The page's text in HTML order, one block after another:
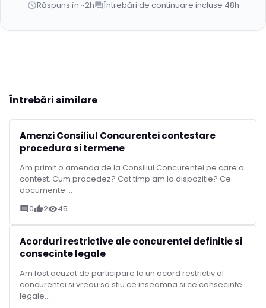
scheduleRăspuns în ~2hforumÎntrebări de continuare incluse 48h
Întrebări similare
Amenzi Consiliul Concurentei contestare
procedura si termene
Am primit o amenda de la Consiliul Concurentei pe care o
contest. Cum procedez? Cat timp am la dispozitie? Ce
documente ...
comment 0thumb_up2visibility45
Acorduri restrictive ale concurentei definitie si
consecinte legale
Am fost acuzat de participare la un acord restrictiv al
concurentei si vreau sa stiu ce inseamna si ce consecinte
legale...